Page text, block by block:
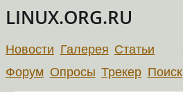
LINUX.ORG.RU
Новости Галерея Статьи
Форум Опросы Трекер Поиск